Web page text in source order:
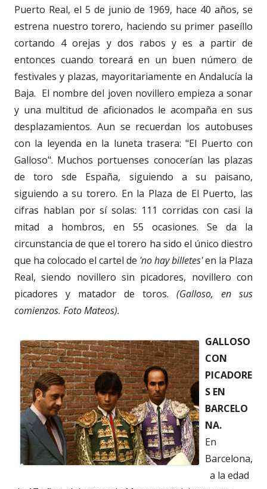
Puerto Real, el 5 de junio de 1969, hace 40 años, se
estrena nuestro torero, haciendo su primer paseíllo
cortando 4 orejas y dos rabos y es a partir de
entonces cuando toreará en un buen número de
festivales y plazas, mayoritariamente en Andalucía la
Baja. El nombre del joven novillero empieza a sonar
y una multitud de aficionados le acompaña en sus
desplazamientos. Aun se recuerdan los autobuses
con la leyenda en la luneta trasera: "El Puerto con
Galloso". Muchos portuenses conocerían las plazas
de toro sde España, siguiendo a su paisano,
siguiendo a su torero. En la Plaza de El Puerto, las
cifras hablan por sí solas: 111 corridas con casi la
mitad a hombros, en 55 ocasiones. Se da la
circunstancia de que el torero ha sido el único diestro
que ha colocado el cartel de 'no hay billetes'en la Plaza
Real, siendo novillero sin picadores, novillero con
picadores y matador de toros. (Galloso, en sus
comienzos. Foto Mateos).
GALLOSO
CON
PICADORE
S EN
BARCELO
NA.
En
Barcelona,
a la edad